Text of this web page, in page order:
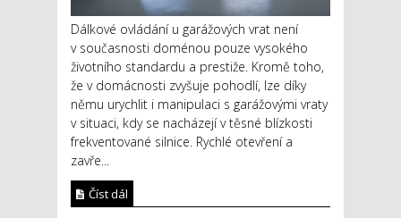
Dálkové ovládání u garážových vrat není
v současnosti doménou pouze vysokého
životního standardu a prestiže. Kromě toho,
že v domácnosti zvyšuje pohodlí, lze díky
němu urychlit i manipulaci s garážovými vraty
v situaci, kdy se nacházejí v těsné blízkosti
frekventované silnice. Rychlé otevření a
zavře...
Číst dál